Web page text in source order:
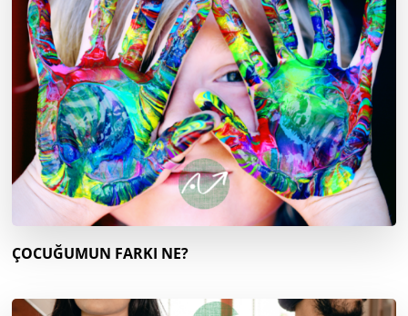
ÇOCUĞUMUN FARKI NE?